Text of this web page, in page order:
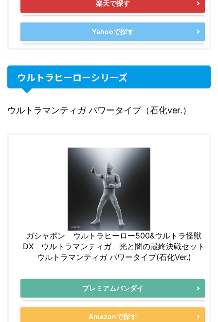
楽天で探す
Yahooで探す
ウルトラヒーローシリーズ
ウルトラマンティガ パワータイプ（石化ver.）
ガシャポン ウルトラヒーロー500&ウルトラ怪獣
DX ウルトラマンティガ 光と闇の最終決戦セット
ウルトラマンティガ パワータイプ(石化Ver.)
プレミアムバンダイ
Amazonで探す